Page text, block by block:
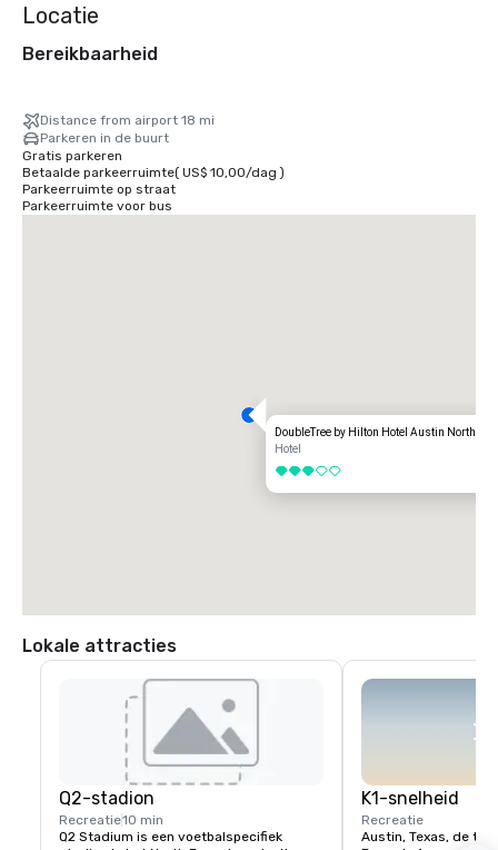
Locatie
Bereikbaarheid
Distance from airport 18 mi
Parkeren in de buurt
Gratis parkeren
Betaalde parkeerruimte( US$ 10,00/dag )
Parkeerruimte op straat
Parkeerruimte voor bus
DoubleTree by Hilton Hotel Austin
Hotel
3 van 5
Lokale attracties
Q2-stadion
Recreatie10 min
Q2 Stadium is een voetbalspecifiek
K1-snelheid
Recreatie
Austin, Texas, de